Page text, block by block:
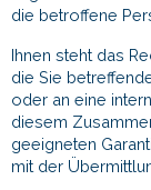
die betroffene
Ihnen steht das
die Sie
oder an eine
diesem
geeigneten
mit der